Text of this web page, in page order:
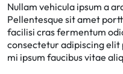
Nullam vehicula ipsum a
Pellentesque sit amet
facilisi cras fermentum
consectetur adipiscing elit
mi ipsum faucibus vitae